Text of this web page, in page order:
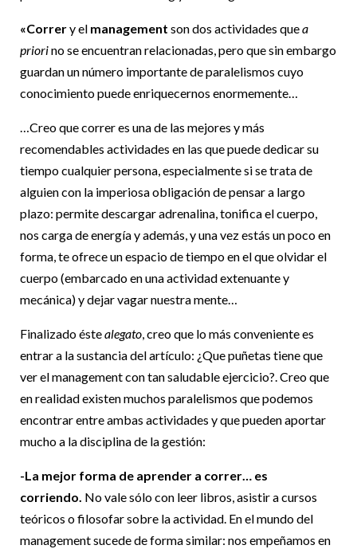
«Correry el management son dos actividades quea
priorino se encuentran relacionadas, pero que sin embargo
guardan un número importante de paralelismos cuyo
conocimiento puede enriquecernos enormemente…
…Creo que correr es una de las mejores y más
recomendables actividades en las que puede dedicar su
tiempo cualquier persona, especialmente si se trata de
alguien con la imperiosa obligación de pensar a largo
plazo: permite descargar adrenalina, tonifica el cuerpo,
nos carga de energía y además, y una vez estás un poco en
forma, te ofrece un espacio de tiempo en el que olvidar el
cuerpo (embarcado en una actividad extenuante y
mecánica) y dejar vagar nuestra mente…
Finalizado éstealegato, creo que lo más conveniente es
entrar a la sustancia del artículo: ¿Que puñetas tiene que
ver el management con tan saludable ejercicio?. Creo que
en realidad existen muchos paralelismos que podemos
encontrar entre ambas actividades y que pueden aportar
mucho a la disciplina de la gestión:
-La mejor forma de aprender a correr… es
corriendo. No vale sólo con leer libros, asistir a cursos
teóricos o filosofar sobre la actividad. En el mundo del
management sucede de forma similar: nos empeñamos en